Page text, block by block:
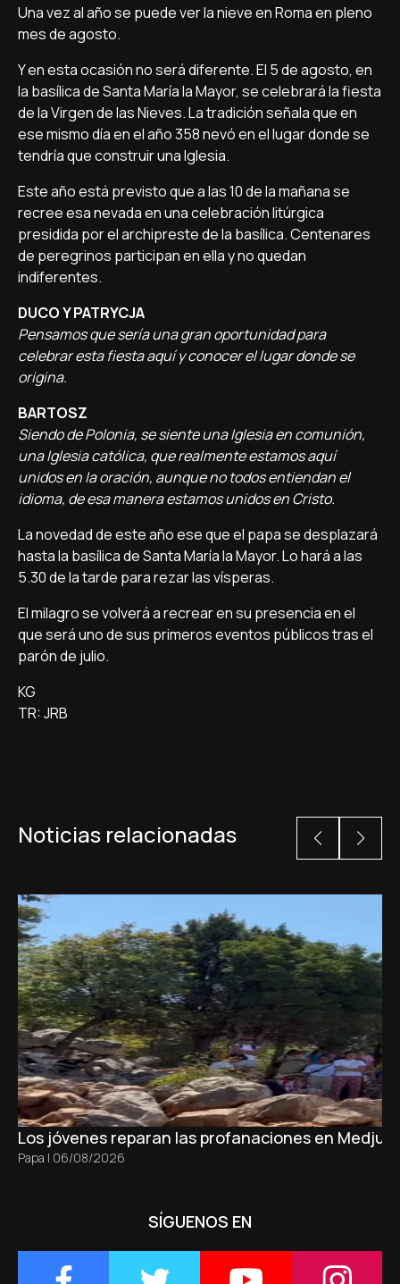
Una vez al año se puede ver la nieve en Roma en pleno
mes de agosto.
Y en esta ocasión no será diferente. El 5 de agosto, en
la basílica de Santa María la Mayor, se celebrará la fiesta
de la Virgen de las Nieves. La tradición señala que en
ese mismo día en el año 358 nevó en el lugar donde se
tendría que construir una Iglesia.
Este año está previsto que a las 10 de la mañana se
recree esa nevada en una celebración litúrgica
presidida por el archipreste de la basílica. Centenares
de peregrinos participan en ella y no quedan
indiferentes.
DUCO Y PATRYCJA
Pensamos que sería una gran oportunidad para
celebrar esta fiesta aquí y conocer el lugar donde se
origina.
BARTOSZ
Siendo de Polonia, se siente una Iglesia en comunión,
una Iglesia católica, que realmente estamos aquí
unidos en la oración, aunque no todos entiendan el
idioma, de esa manera estamos unidos en Cristo.
La novedad de este año ese que el papa se desplazará
hasta la basílica de Santa María la Mayor. Lo hará a las
5.30 de la tarde para rezar las vísperas.
El milagro se volverá a recrear en su presencia en el
que será uno de sus primeros eventos públicos tras el
parón de julio.
KG
TR: JRB
Noticias relacionadas
Los jóvenes reparan las profanaciones en
Papa | 06/08/2026
SÍGUENOS EN